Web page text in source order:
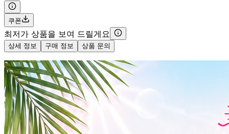
쿠폰
최저가 상품을 보여 드릴게요
상세 정보 구매 정보 상품 문의